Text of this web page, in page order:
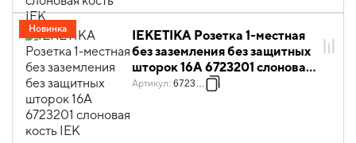
IEKETIKA Розетка 1-местная
без заземления без защитных
шторок 16А 6723201 слоновая
кость IEK
Артикул: 6723201
Новинка